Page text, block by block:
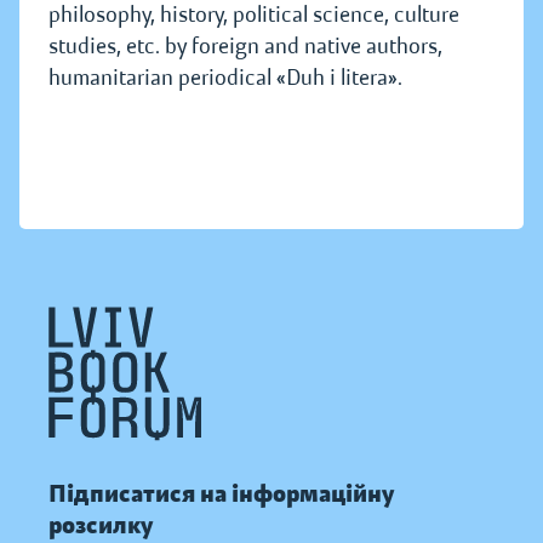
philosophy, history, political science, culture
studies, etc. by foreign and native authors,
humanitarian periodical «Duh i litera».
Підписатися на інформаційну
розсилку